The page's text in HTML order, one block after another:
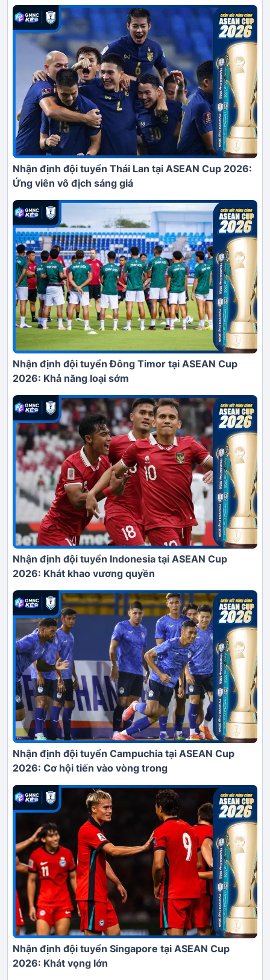
Nhận định đội tuyển Thái Lan tại ASEAN Cup 2026:
Ứng viên vô địch sáng giá
Nhận định đội tuyển Đông Timor tại ASEAN Cup
2026: Khả năng loại sớm
Nhận định đội tuyển Indonesia tại ASEAN Cup
2026: Khát khao vương quyền
Nhận định đội tuyển Campuchia tại ASEAN Cup
2026: Cơ hội tiến vào vòng trong
Nhận định đội tuyển Singapore tại ASEAN Cup
2026: Khát vọng lớn